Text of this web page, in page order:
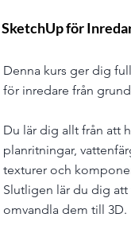
SketchUp för
Denna kurs ger dig
för inredare från
Du lär dig allt från att
planritningar,
texturer och
Slutligen lär du dig att
omvandla dem till 3D.